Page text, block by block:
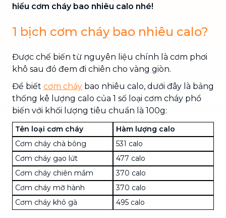
hiểu cơm cháy bao nhiêu calo nhé!
1 bịch cơm cháy bao nhiêu calo?
Được chế biến từ nguyên liệu chính là cơm phơi
khô sau đó đem đi chiên cho vàng giòn.
Để biết cơm cháy bao nhiêu calo, dưới đây là bảng
thống kê lượng calo của 1 số loại cơm cháy phổ
biến với khối lượng tiêu chuẩn là 100g:
Tên loại cơm cháy
Hàm lượng calo
Cơm cháy chà bông
531 calo
Cơm cháy gạo lứt
477 calo
Cơm cháy chiên mắm
370 calo
Cơm cháy mỡ hành
370 calo
Cơm cháy khô gà
495 calo